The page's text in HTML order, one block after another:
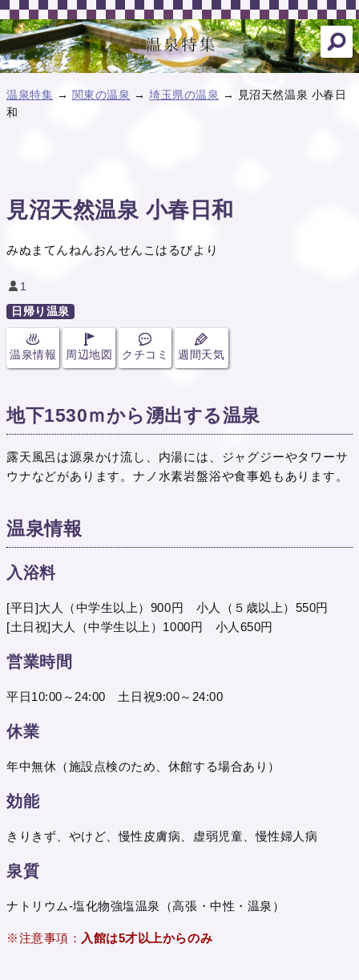
温泉特集 → 関東の温泉 →埼玉県の温泉 → 見沼天然温泉 小春日
和
見沼天然温泉 小春日和
みぬまてんねんおんせんこはるびより
1
日帰り温泉
温泉情報 周辺地図 クチコミ 週間天気
地下1530ｍから湧出する温泉
露天風呂は源泉かけ流し、内湯には、ジャグジーやタワーサ
ウナなどがあります。ナノ水素岩盤浴や食事処もあります。
温泉情報
入浴料
[平日]大人（中学生以上）900円 小人（５歳以上）550円
[土日祝]大人（中学生以上）1000円 小人650円
営業時間
平日10:00～24:00 土日祝9:00～24:00
休業
年中無休（施設点検のため、休館する場合あり）
効能
きりきず、やけど、慢性皮膚病、虚弱児童、慢性婦人病
泉質
ナトリウム‐塩化物強塩温泉（高張・中性・温泉）
※注意事項： 入館は5才以上からのみ